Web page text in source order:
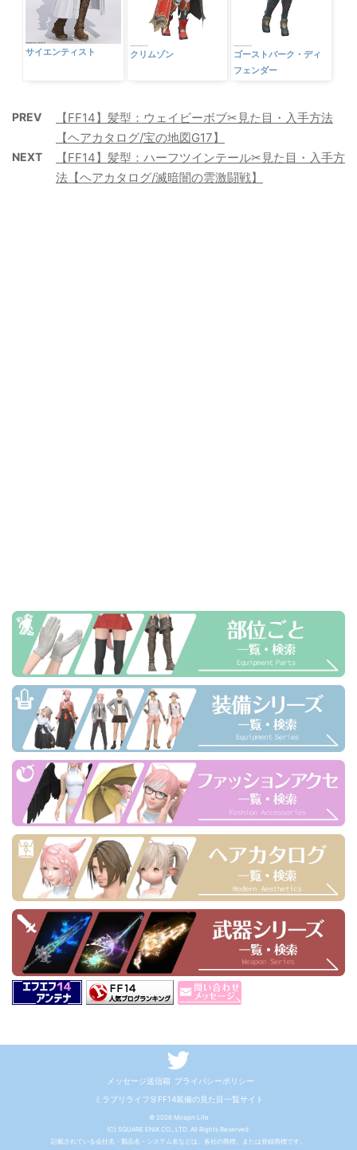
サイエンティスト クリムゾン
ゴーストバーク・ディ
フェンダー
PREV
【FF14】髪型：ウェイビーボブ✂見た目・入手方法
【ヘアカタログ/宝の地図G17】
NEXT
【FF14】髪型：ハーフツインテール✂見た目・入手方
法【ヘアカタログ/滅暗闇の雲激闘戦】
メッセージ送信箱 プライバシーポリシー
ミラプリライフ👗FF14装備の見た目一覧サイト
© 2026 Mirapri Life
(C) SQUARE ENIX CO., LTD. All Rights Reserved.
記載されている会社名・製品名・システム名などは、各社の商標、または登録商標です。